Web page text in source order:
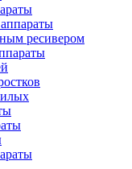
ресивером